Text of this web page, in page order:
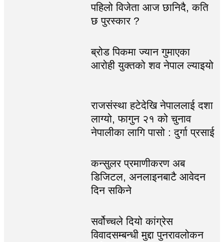
पहिलो विजेता आज छानिदै, कति
छ पुरस्कार ?
ब्रोड पिकमा ज्यान गुमाएका
आरोही युक्तको शव नेपाल ल्याइयो
राजसंस्था हटेदेखि नेपाललाई दशा
लाग्यो, फागुन २१ को चुनाव
नेपालीका लागि पासो : दुर्गा प्रसाई
कन्सुलर प्रमाणीकरण अब
डिजिटल, अनलाइनबाटै आवेदन
दिन सकिने
सर्वोच्चले दियो कांग्रेस
विवादसम्बन्धी मुद्दा पुनरावलोकन